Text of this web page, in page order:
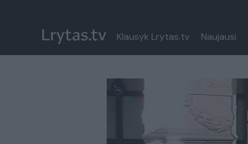
Klausyk Lrytas.tv Naujausi